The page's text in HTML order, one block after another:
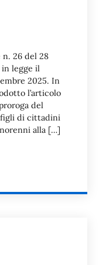
n. 26 del 28
legge il
2025. In
l’articolo
del
di cittadini
alla […]